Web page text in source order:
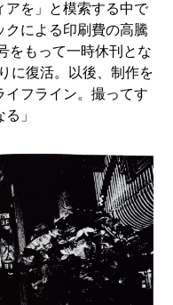
アを」と模索する中で
クによる印刷費の高騰
をもって一時休刊とな
に復活。以後、制作を
イフライン。撮ってす
」